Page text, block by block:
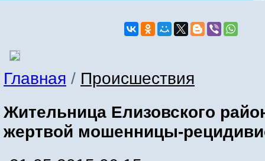
Главная / Происшествия
Жительница Елизовского
жертвой мошенницы-